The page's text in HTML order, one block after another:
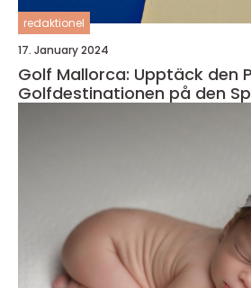
redaktionel
17. January 2024
Golf Mallorca: Upptäck den
Golfdestinationen på den